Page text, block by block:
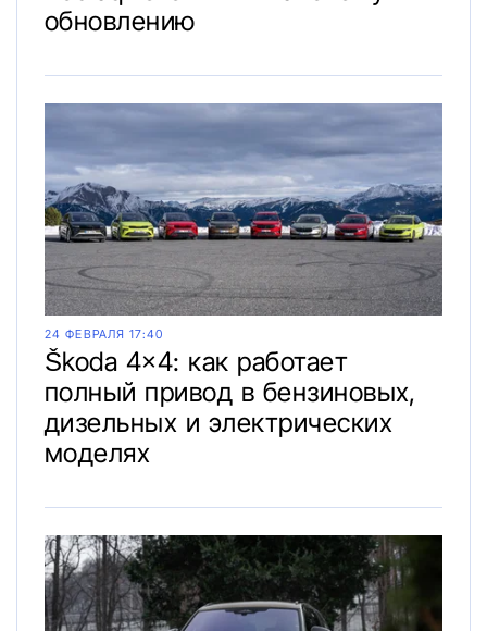
обновлению
24 ФЕВРАЛЯ 17:40
Škoda 4×4: как работает
полный привод в бензиновых,
дизельных и электрических
моделях